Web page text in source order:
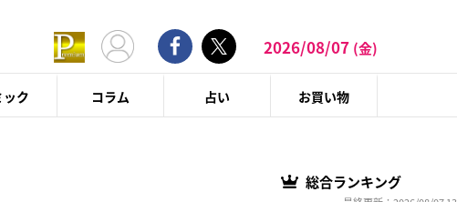
2026/08/07 (金)
ック コラム 占い お買い物
総合ランキング